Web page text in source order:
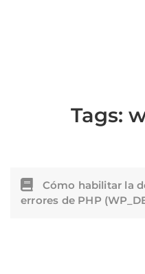
Tags:
Cómo habilitar la
errores de PHP